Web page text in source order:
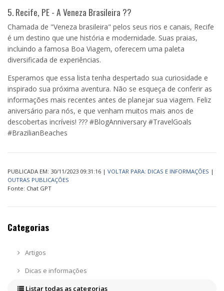
5. Recife, PE - A Veneza Brasileira ??
Chamada de "Veneza brasileira" pelos seus rios e canais, Recife
é um destino que une história e modernidade. Suas praias,
incluindo a famosa Boa Viagem, oferecem uma paleta
diversificada de experiências.
Esperamos que essa lista tenha despertado sua curiosidade e
inspirado sua próxima aventura. Não se esqueça de conferir as
informações mais recentes antes de planejar sua viagem. Feliz
aniversário para nós, e que venham muitos mais anos de
descobertas incríveis! ??? #BlogAnniversary #TravelGoals
#BrazilianBeaches
PUBLICADA EM: 30/11/2023 09:31:16 | VOLTAR PARA: DICAS E INFORMAÇÕES |
OUTRAS PUBLICAÇÕES
Fonte: Chat GPT
Categorias
Artigos
Dicas e informações
Listar todas as categorias